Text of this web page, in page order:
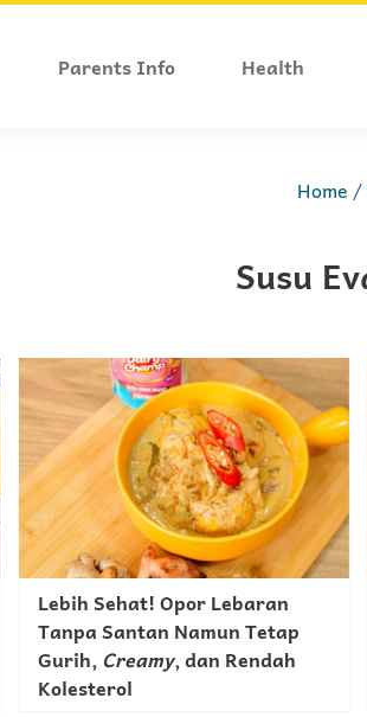
Parents Info Health
Home
Susu
Lebih Sehat! Opor Lebaran
Tanpa Santan Namun Tetap
Gurih,Creamy, dan Rendah
Kolesterol